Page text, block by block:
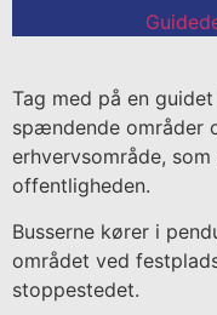
Tag med på en
spændende områder
erhvervsområde,
offentligheden.
Busserne kører i
området ved
stoppestedet.